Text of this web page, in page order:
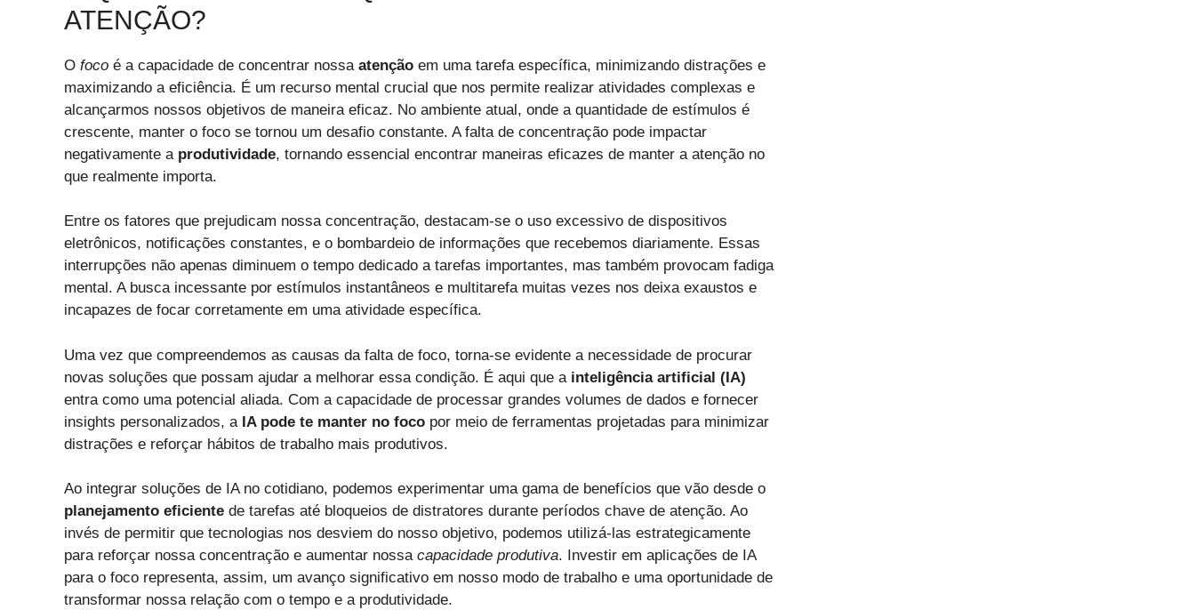
ATENÇÃO?
O foco é a capacidade de concentrar nossa atenção em uma tarefa específica, minimizando distrações e
maximizando a eficiência. É um recurso mental crucial que nos permite realizar atividades complexas e
alcançarmos nossos objetivos de maneira eficaz. No ambiente atual, onde a quantidade de estímulos é
crescente, manter o foco se tornou um desafio constante. A falta de concentração pode impactar
negativamente a produtividade, tornando essencial encontrar maneiras eficazes de manter a atenção no
que realmente importa.
Entre os fatores que prejudicam nossa concentração, destacam-se o uso excessivo de dispositivos
eletrônicos, notificações constantes, e o bombardeio de informações que recebemos diariamente. Essas
interrupções não apenas diminuem o tempo dedicado a tarefas importantes, mas também provocam fadiga
mental. A busca incessante por estímulos instantâneos e multitarefa muitas vezes nos deixa exaustos e
incapazes de focar corretamente em uma atividade específica.
Uma vez que compreendemos as causas da falta de foco, torna-se evidente a necessidade de procurar
novas soluções que possam ajudar a melhorar essa condição. É aqui que a inteligência artificial (IA)
entra como uma potencial aliada. Com a capacidade de processar grandes volumes de dados e fornecer
insights personalizados, a IA pode te manter no foco por meio de ferramentas projetadas para minimizar
distrações e reforçar hábitos de trabalho mais produtivos.
Ao integrar soluções de IA no cotidiano, podemos experimentar uma gama de benefícios que vão desde o
planejamento eficiente de tarefas até bloqueios de distratores durante períodos chave de atenção. Ao
invés de permitir que tecnologias nos desviem do nosso objetivo, podemos utilizá-las estrategicamente
para reforçar nossa concentração e aumentar nossa capacidade produtiva. Investir em aplicações de IA
para o foco representa, assim, um avanço significativo em nosso modo de trabalho e uma oportunidade de
transformar nossa relação com o tempo e a produtividade.